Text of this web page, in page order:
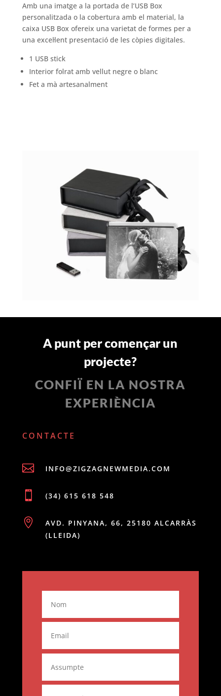
Amb una imatge a la portada de l’USB Box
personalitzada o la cobertura amb el material, la
caixa USB Box ofereix una varietat de formes per a
una excel·lent presentació de les còpies digitales.
1 USB stick
Interior folrat amb vellut negre o blanc
Fet a mà artesanalment
A punt per començar un
projecte?
CONFIÏ EN LA NOSTRA
EXPERIÈNCIA
CONTACTE
 INFO@ZIGZAGNEWMEDIA.COM
 (34) 615 618 548

AVD. PINYANA, 66, 25180 ALCARRÀS
(LLEIDA)